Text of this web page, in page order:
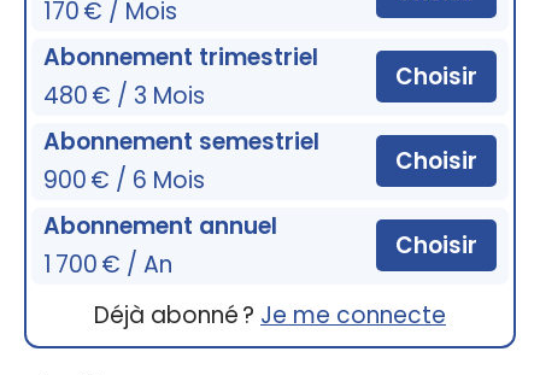
170 € / Mois
Abonnement trimestriel
480 € / 3 Mois
Choisir
Abonnement semestriel
900 € / 6 Mois
Choisir
Abonnement annuel
1 700 € / An
Choisir
Déjà abonné ? Je me connecte